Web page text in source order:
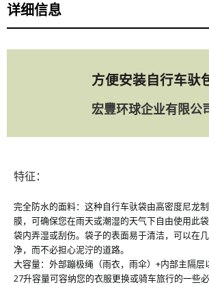
详细信息
方便安装自行车驮
宏豐环球企业有限公
特征：
完全防水的面料：这种自行车驮袋由高密度尼龙
膜，可确保您在雨天或潮湿的天气下自由使用此
袋内弄湿或刮伤。袋子的表面易于清洁，可以在
净，而不必担心泥泞的道路。
大容量：外部蹦极绳（雨衣，雨伞）+内部主隔层
27升容量可容纳您的衣服更换或骑车旅行的一些